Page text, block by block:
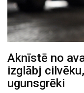
Aknīstē no
izglābj
ugunsgrēki